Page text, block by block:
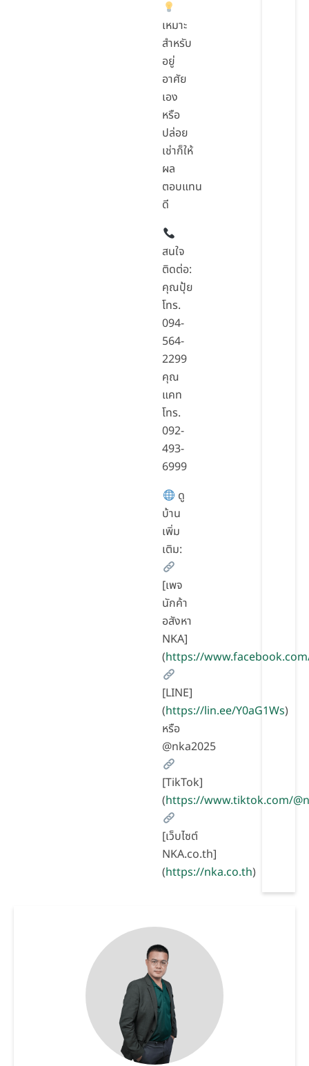
เหมาะ
สำหรับ
อยู่
อาศัย
เอง
หรือ
ปล่อย
เช่าก็ให้
ผล
ตอบแทน
ดี
สนใจ
ติดต่อ:
คุณปุ้ย
โทร.
094-
564-
2299
คุณ
แคท
โทร.
092-
493-
6999
ดู
บ้าน
เพิ่ม
เติม:
[เพจ
นักค้า
อสังหา
NKA]
(https://
[LINE]
(https://lin.ee/Y0aG1Ws)
หรือ
@nka2025
[TikTok]
(https://www.tiktok.com/
[เว็บไซต์
NKA.co.th]
(https://nka.co.th)